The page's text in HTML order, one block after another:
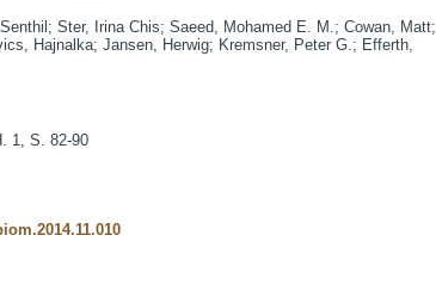
; Ster, Irina Chis; Saeed, Mohamed E. M.; Cowan, Matt;
Hajnalka; Jansen, Herwig; Kremsner, Peter G.; Efferth,
1, S. 82-90